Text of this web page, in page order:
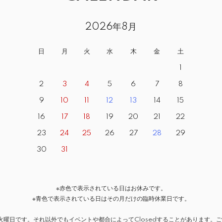
2026年8月
日 月 火 水 木 金 土
2 3 4 5 6 7 8
9 10 12 13 14 15
16 17 18 19 20 21 22
23 24 25 26 27 28 29
30 31
※赤色で表示されている日はお休みです。
※青色で表示されている日はその月だけの臨時休業日です。
曜日です。それ以外でもイベントや都合によってClosedすることがあります。ご